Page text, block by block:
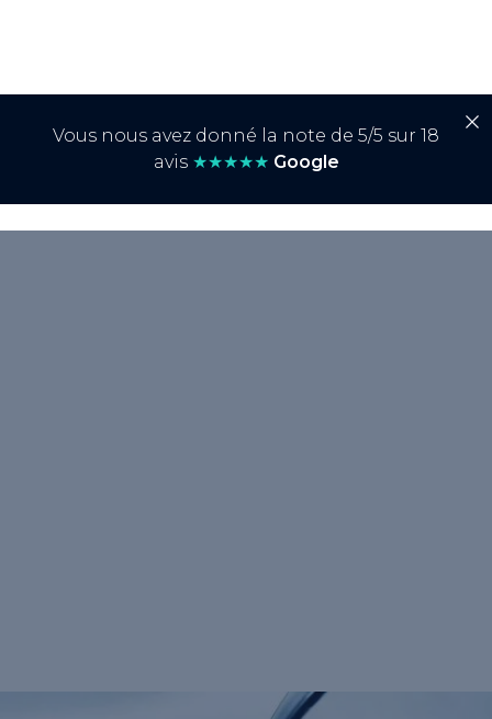
Vous nous avez donné la note de 5/5 sur 18
avis ★★★★★ Google